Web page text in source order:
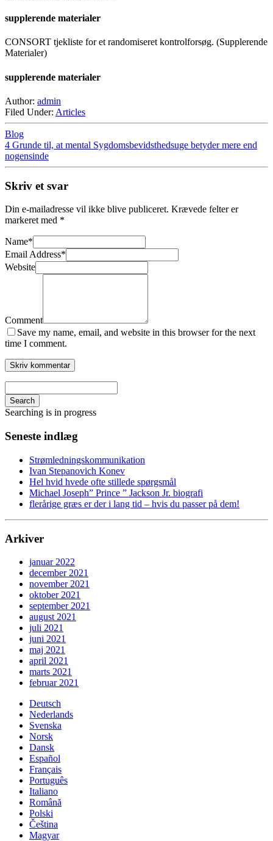
supplerende materialer
CONSORT tjekliste for et randomiseret kontrolforsøg. (Supplerende
Materialer)
supplerende materialer
Author: admin
Filed Under: Articles
Blog
4 Grunde til, at mental Sygdomsbevidsthedsuge betyder mere end
nogensinde
Skriv et svar
Din e-mailadresse vil ikke blive publiceret. Krævede felter er
markeret med *
Name*
Email Address*
Website
Comment
Save my name, email, and website in this browser for the next
time I comment.
Search
Searching is in progress
Seneste indlæg
Strømledningskommunikation
Ivan Stepanovich Konev
Hel hvid hvede ofte stillede spørgsmål
Michael Joseph” Prince ” Jackson Jr. biografi
flerårige græs er der i lang tid – hvis du passer på dem!
Arkiver
januar 2022
december 2021
november 2021
oktober 2021
september 2021
august 2021
juli 2021
juni 2021
maj 2021
april 2021
marts 2021
februar 2021
Deutsch
Nederlands
Svenska
Norsk
Dansk
Español
Français
Português
Italiano
Română
Polski
Čeština
Magyar